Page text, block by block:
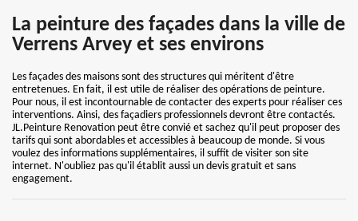
La peinture des façades dans la ville de
Verrens Arvey et ses environs
Les façades des maisons sont des structures qui méritent d'être
entretenues. En fait, il est utile de réaliser des opérations de peinture.
Pour nous, il est incontournable de contacter des experts pour réaliser ces
interventions. Ainsi, des façadiers professionnels devront être contactés.
JL.Peinture Renovation peut être convié et sachez qu'il peut proposer des
tarifs qui sont abordables et accessibles à beaucoup de monde. Si vous
voulez des informations supplémentaires, il suffit de visiter son site
internet. N'oubliez pas qu'il établit aussi un devis gratuit et sans
engagement.